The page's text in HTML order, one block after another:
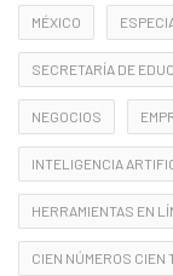
MÉXICO
SECRETARÍA DE
NEGOCIOS
INTELIGENCIA
HERRAMIENTAS EN
CIEN NÚMEROS CIEN